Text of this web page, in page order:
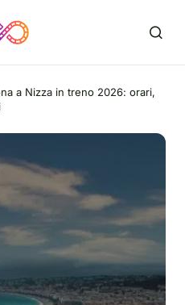
a Nizza in treno 2026: orari,